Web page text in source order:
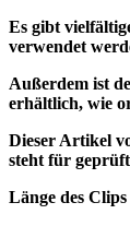
Es gibt
verwendet
Außerdem ist
erhältlich, wie
Dieser Artikel
steht für
Länge des Clips